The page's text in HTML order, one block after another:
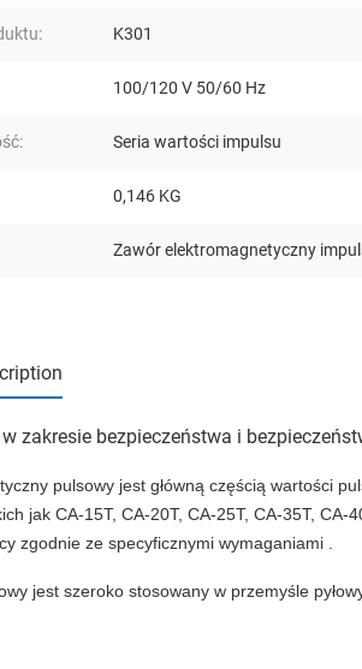
K301
100/120 V 50/60 Hz
Seria wartości impulsu
0,146 KG
Zawór elektromagnetyczny
zakresie bezpieczeństwa i
pulsowy jest główną częścią wartości
jak CA-15T, CA-20T, CA-25T, CA-35T,
zgodnie ze specyficznymi wymaganiami .
jest szeroko stosowany w przemyśle